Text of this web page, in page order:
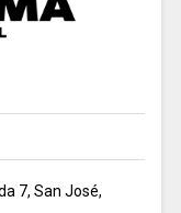
7, San José,